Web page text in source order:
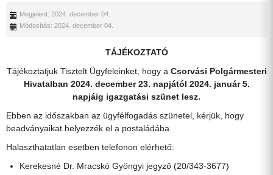
Megjelent: 2024. december 04.
Módosítás: 2024. december 04.
TÁJÉKOZTATÓ
Tájékoztatjuk Tisztelt Ügyfeleinket, hogy a Csorvási Polgármesteri
Hivatalban 2024. december 23. napjától 2024. január 5.
napjáig igazgatási szünet lesz.
Ebben az időszakban az ügyfélfogadás szünetel, kérjük, hogy
beadványaikat helyezzék el a postaládába.
Halaszthatatlan esetben telefonon elérhető:
Kerekesné Dr. Mracskó Gyöngyi jegyző (20/343-3677)